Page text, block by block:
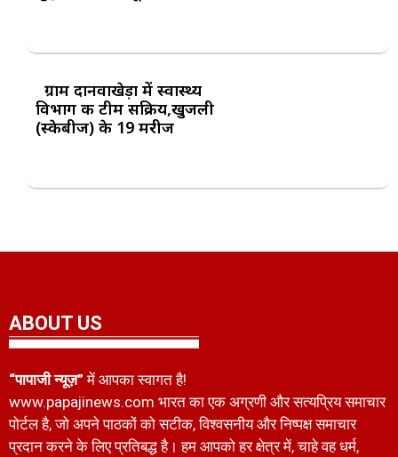
ग्राम दानवाखेड़ा में स्वास्थ्य
विभाग की टीम सक्रिय,खुजली
(स्केबीज) के 19 मरीज
ABOUT US
“पापाजी न्यूज़” में आपका स्वागत है!
www.papajinews.com भारत का एक अग्रणी और सत्यप्रिय समाचार
पोर्टल है, जो अपने पाठकों को सटीक, विश्वसनीय और निष्पक्ष समाचार
प्रदान करने के लिए प्रतिबद्ध है। हम आपको हर क्षेत्र में, चाहे वह धर्म,